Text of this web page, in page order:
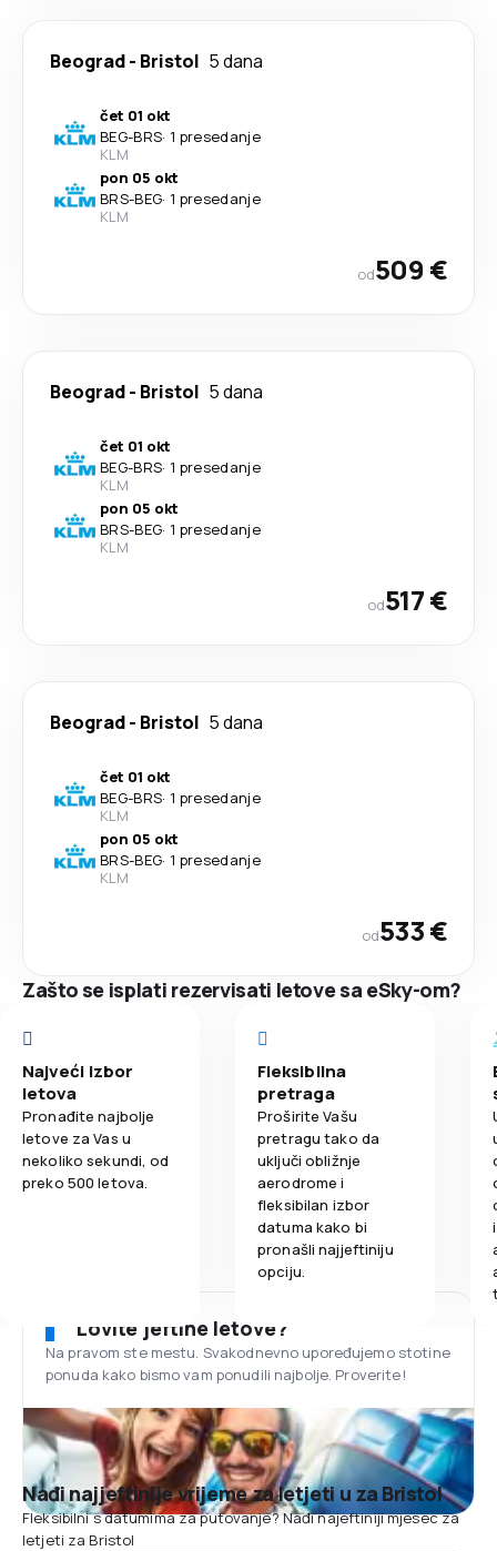
Beograd- Bristol 5 dana
čet 01 okt
BEG-BRS· 1 presedanje
KLM
pon 05 okt
BRS-BEG· 1 presedanje
KLM
od509 €
Beograd- Bristol 5 dana
čet 01 okt
BEG-BRS· 1 presedanje
KLM
pon 05 okt
BRS-BEG· 1 presedanje
KLM
od517 €
Beograd- Bristol 5 dana
čet 01 okt
BEG-BRS· 1 presedanje
KLM
pon 05 okt
BRS-BEG· 1 presedanje
KLM
od533 €
Zašto se isplati rezervisati letove sa eSky-om?
Najveći izbor
letova
Pronađite najbolje
letove za Vas u
nekoliko sekundi, od
preko 500 letova.
Fleksibilna
pretraga
Proširite Vašu
pretragu tako da
uključi obližnje
aerodrome i
fleksibilan izbor
datuma kako bi
pronašli najjeftiniju
opciju.
Lovite jeftine letove?
Na pravom ste mestu. Svakodnevno upoređujemo stotine
ponuda kako bismo vam ponudili najbolje. Proverite!
Nađi najjeftinije vrijeme za letjeti u za Bristol
Fleksibilni s datumima za putovanje? Nađi najeftiniji mjesec za
letjeti za Bristol